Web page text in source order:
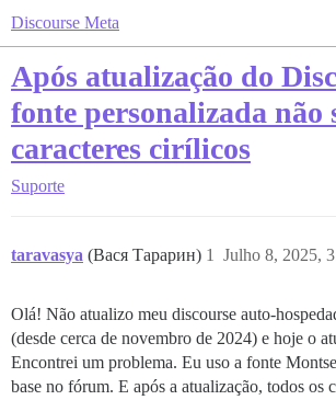
Discourse Meta
Após atualização do
fonte personalizada não
caracteres cirílicos
Suporte
taravasya (Вася Тарарин) Julho 8, 2025,
1
Olá! Não atualizo meu discourse auto-
(desde cerca de novembro de 2024) e hoje o
Encontrei um problema. Eu uso a fonte
base no fórum. E após a atualização, todos os